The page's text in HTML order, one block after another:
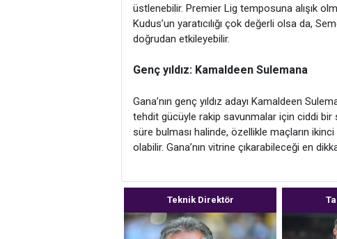
üstlenebilir. Premier Lig temposuna alışık
Kudus’un yaratıcılığı çok değerli olsa da,
doğrudan etkileyebilir.
Genç yıldız: Kamaldeen Sulemana
Gana’nın genç yıldız adayı Kamaldeen
tehdit gücüyle rakip savunmalar için ciddi bir
süre bulması halinde, özellikle maçların
olabilir. Gana’nın vitrine çıkarabileceği en
Teknik Direktör